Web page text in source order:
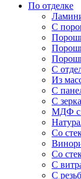
По отделке
С
С
Из
С
С
МДФ с
Со
Со
С
С